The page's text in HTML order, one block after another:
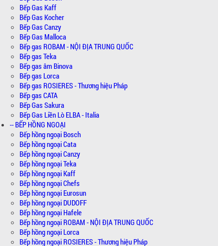
Bếp Gas Kaff
Bếp Gas Kocher
Bếp Gas Canzy
Bếp Gas Malloca
Bếp gas ROBAM - NỘI ĐỊA TRUNG QUỐC
Bếp gas Teka
Bếp gas âm Binova
Bếp gas Lorca
Bếp gas ROSIERES - Thương hiệu Pháp
Bếp gas CATA
Bếp Gas Sakura
Bếp Gas Liền Lò ELBA - Italia
-- BẾP HỒNG NGOẠI
Bếp hồng ngoại Bosch
Bếp hồng ngoại Cata
Bếp hồng ngoại Canzy
Bếp hồng ngoại Teka
Bếp hồng ngoại Kaff
Bếp hồng ngoại Chefs
Bếp hồng ngoại Eurosun
Bếp hồng ngoại DUDOFF
Bếp hồng ngoại Hafele
Bếp hồng ngoại ROBAM - NỘI ĐỊA TRUNG QUỐC
Bếp hồng ngoại Lorca
Bếp hồng ngoại ROSIERES - Thương hiệu Pháp